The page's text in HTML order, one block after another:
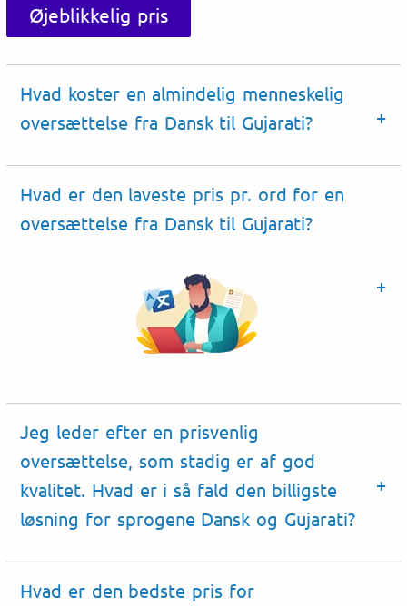
Øjeblikkelig pris
Hvad koster en almindelig menneskelig
oversættelse fra Dansk til Gujarati?
Hvad er den laveste pris pr. ord for en
oversættelse fra Dansk til Gujarati?
Jeg leder efter en prisvenlig
oversættelse, som stadig er af god
kvalitet. Hvad er i så fald den billigste
løsning for sprogene Dansk og Gujarati?
Hvad er den bedste pris for